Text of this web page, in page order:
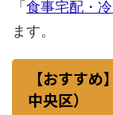
「 食事宅配・
ます。
【おすす
中央区）